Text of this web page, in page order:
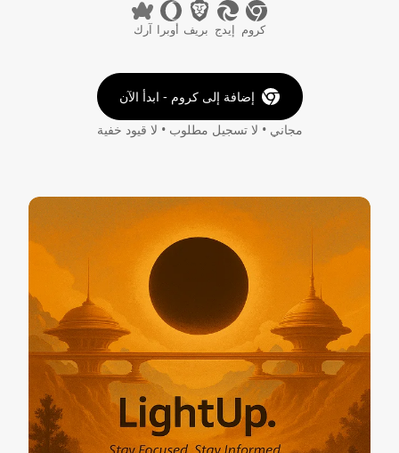
كروم إيدج بريف أوبرا آرك
إضافة إلى كروم - ابدأ الآن
مجاني • لا تسجيل مطلوب • لا قيود خفية